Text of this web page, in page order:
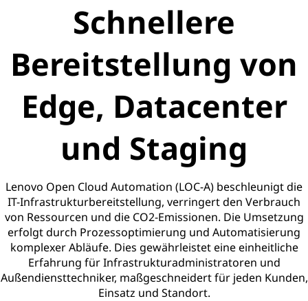
Schnellere
Bereitstellung von
Edge, Datacenter
und Staging
Lenovo Open Cloud Automation (LOC-A) beschleunigt die
IT-Infrastrukturbereitstellung, verringert den Verbrauch
von Ressourcen und die CO2-Emissionen. Die Umsetzung
erfolgt durch Prozessoptimierung und Automatisierung
komplexer Abläufe. Dies gewährleistet eine einheitliche
Erfahrung für Infrastrukturadministratoren und
Außendiensttechniker, maßgeschneidert für jeden Kunden,
Einsatz und Standort.